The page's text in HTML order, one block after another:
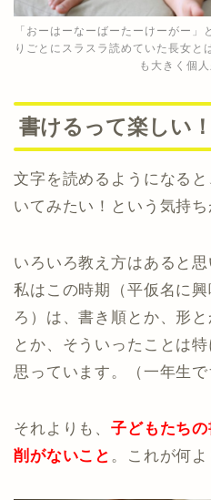
「おーはーなーばーたーけーがー
りごとにスラスラ読めていた長女と
も大きく個人
書けるって楽しい！
文字を読めるようになる
いてみたい！という気持ち
いろいろ教え方はあると思
私はこの時期（平仮名に
ろ）は、書き順とか、形
とか、そういったことは
思っています。（一年生で
それよりも、子どもたち
削がないこと 。これが何